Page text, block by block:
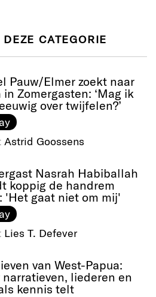
CATEGORIE
Pauw/Elmer zoekt naar
in Zomergasten: ‘Mag ik
over twijfelen?’
Astrid Goossens
Nasrah Habiballah
koppig de handrem
'Het gaat niet om mij'
Lies T. Defever
van West-Papua:
narratieven, liederen en
kennis telt